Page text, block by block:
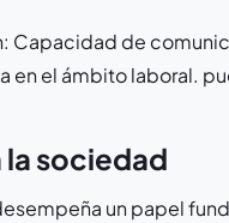
Capacidad de
en el ámbito laboral.
sociedad
un papel